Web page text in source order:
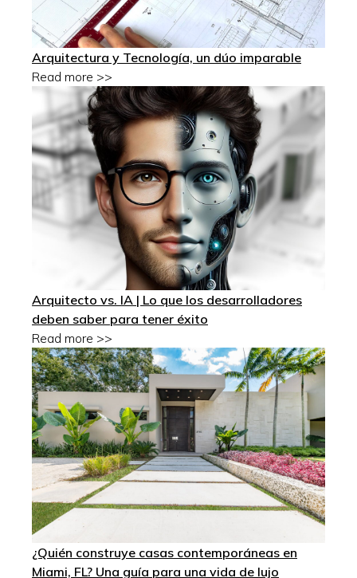
Arquitectura y Tecnología, un dúo imparable
Read more >>
Arquitecto vs. IA | Lo que los desarrolladores
deben saber para tener éxito
Read more >>
¿Quién construye casas contemporáneas en
Miami, FL? Una guía para una vida de lujo